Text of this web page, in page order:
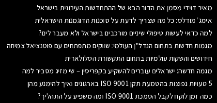
מאיר דוידי מסמן את הדור הבא של ההתחדשות העירונית בישראל
אימג' מודלס: כל מה שצריך לדעת על סוכנות הדוגמנות הישראלית
למה כדאי לעשות טיפולי שיניים מורכבים בישראל ולא מעבר לים?
מגמות חדשות בתחום הנדל"ן העולמי: שווקים מתפתחים עם פוטנציאל צמיחה
חידושים והשקות עולמיות בתחום התקשורת הסלולארית
מגמה חדשה: ישראלים עוברים להשקיע בקפריסין – שי מזיג מסביר למה
5 טעויות נפוצות בהטמעת תקן ISO 9001 בארגונים ואיך להימנע מהן
כמה זמן לוקח לקבל הסמכת ISO 9001 ומה משפיע על התהליך?